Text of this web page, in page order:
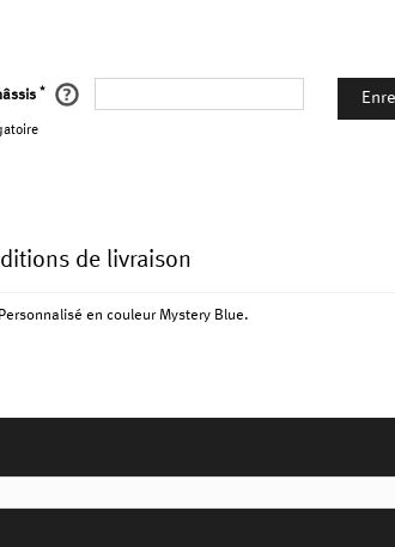
*
de livraison
en couleur Mystery Blue.